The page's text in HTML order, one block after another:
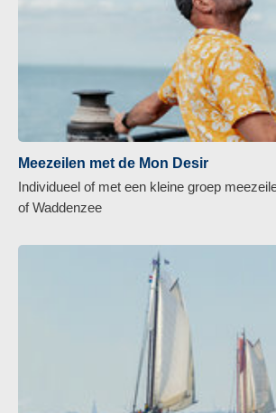
Meezeilen met de Mon Desir
Individueel of met een kleine groep
of Waddenzee